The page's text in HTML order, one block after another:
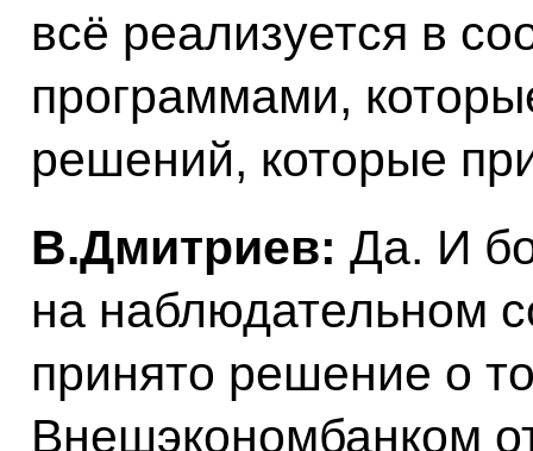
всё реализуется в
программами,
решений, которые
В.Дмитриев: Да. И
на наблюдательном
принято решение о
Внешэкономбанком